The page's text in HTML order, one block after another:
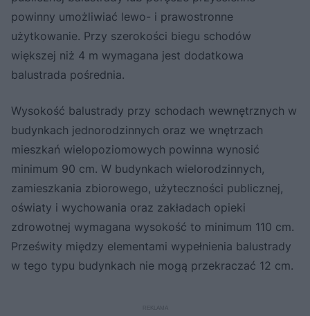
powinny umożliwiać lewo- i prawostronne
użytkowanie. Przy szerokości biegu schodów
większej niż 4 m wymagana jest dodatkowa
balustrada pośrednia.
Wysokość balustrady przy schodach wewnętrznych w
budynkach jednorodzinnych oraz we wnętrzach
mieszkań wielopoziomowych powinna wynosić
minimum 90 cm. W budynkach wielorodzinnych,
zamieszkania zbiorowego, użyteczności publicznej,
oświaty i wychowania oraz zakładach opieki
zdrowotnej wymagana wysokość to minimum 110 cm.
Prześwity między elementami wypełnienia balustrady
w tego typu budynkach nie mogą przekraczać 12 cm.